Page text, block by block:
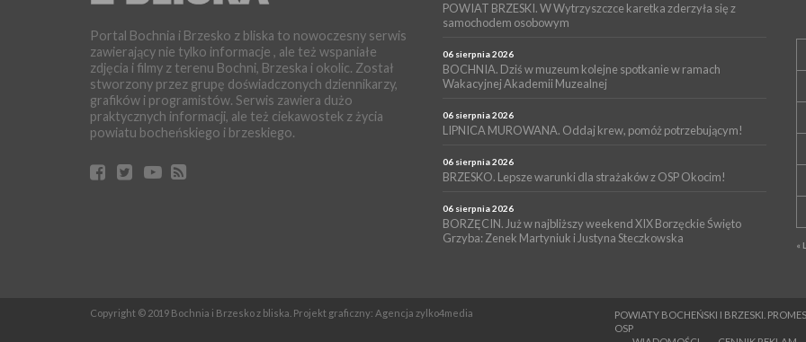
Portal Bochnia i Brzesko z bliska to nowoczesny serwis
zawierający nie tylko informacje , ale też wspaniałe
zdjęcia i filmy z terenu Bochni, Brzeska i okolic. Został
stworzony przez grupę doświadczonych dziennikarzy,
grafików i programistów. Serwis zawiera dużo
praktycznych informacji, ale też ciekawostek z życia
powiatu bocheńskiego i brzeskiego.
POWIAT BRZESKI. W Wytrzyszczce karetka zderzyła się z
samochodem osobowym
06 sierpnia 2026
BOCHNIA. Dziś w muzeum kolejne spotkanie w ramach
Wakacyjnej Akademii Muzealnej
06 sierpnia 2026
LIPNICA MUROWANA. Oddaj krew, pomóż potrzebującym!
06 sierpnia 2026
BRZESKO. Lepsze warunki dla strażaków z OSP Okocim!
06 sierpnia 2026
BORZĘCIN. Już w najbliższy weekend XIX Borzęckie Święto
Grzyba: Zenek Martyniuk i Justyna Steczkowska
«
POWIATY BOCHEŃSKI I BRZESKI.
OSP
Copyright © 2019 Bochnia i Brzesko z bliska. Projekt graficzny: Agencja zylko4media